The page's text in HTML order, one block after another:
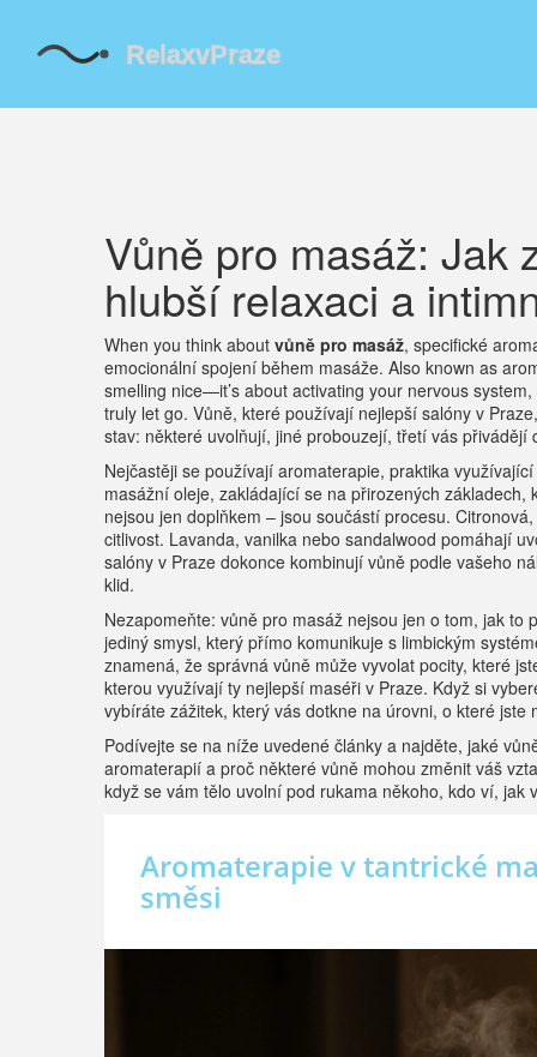
Vůně pro masáž: Jak
hlubší relaxaci a
When you think about vůně pro masáž, specifické
emocionální spojení během masáže. Also known as
smelling nice—it’s about activating your nervous
truly let go. Vůně, které používají nejlepší salóny v
stav: některé uvolňují, jiné probouzejí, třetí vás
Nejčastěji se používají aromaterapie, praktika
masážní oleje, zakládající se na přirozených
nejsou jen doplňkem – jsou součástí procesu.
citlivost. Lavanda, vanilka nebo sandalwood pomáhají
salóny v Praze dokonce kombinují vůně podle vašeho
klid.
Nezapomeňte: vůně pro masáž nejsou jen o tom, jak
jediný smysl, který přímo komunikuje s limbickým
znamená, že správná vůně může vyvolat pocity, které
kterou využívají ty nejlepší maséři v Praze. Když si
vybíráte zážitek, který vás dotkne na úrovni, o které jste
Podívejte se na níže uvedené články a najděte, jaké
aromaterapií a proč některé vůně mohou změnit váš
když se vám tělo uvolní pod rukama někoho, kdo ví,
Aromaterapie v tantrické
směsi